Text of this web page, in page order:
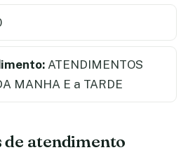
ATENDIMENTOS
MANHA E a TARDE
atendimento